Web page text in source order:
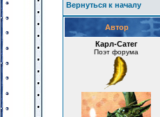
Вернуться к началу
Автор
Карл-Сатег
Поэт форума